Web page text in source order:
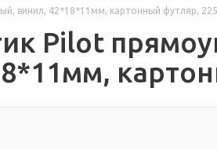
винил, 42*18*11мм, картонный футляр,
Pilot